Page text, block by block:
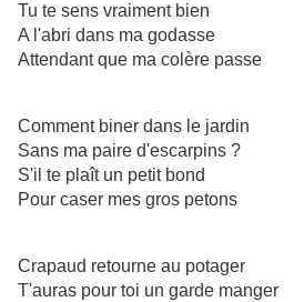
Tu te sens vraiment bien
A l'abri dans ma godasse
Attendant que ma colère passe
Comment biner dans le jardin
Sans ma paire d'escarpins ?
S'il te plaît un petit bond
Pour caser mes gros petons
Crapaud retourne au potager
T'auras pour toi un garde manger